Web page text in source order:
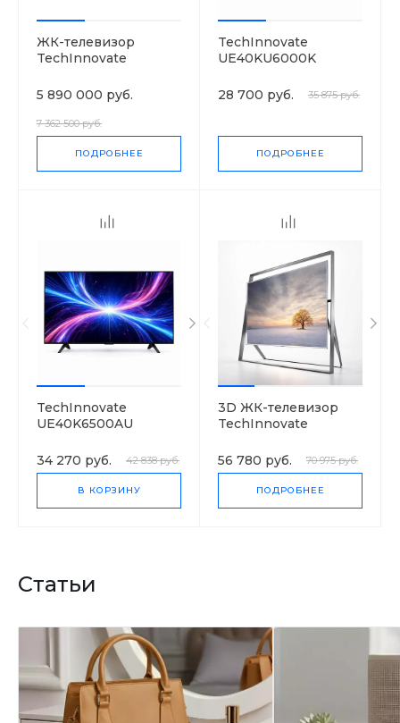
ЖК-телевизор
TechInnovate
5 890 000 руб.
7 362 500 руб.
ПОДРОБНЕЕ
TechInnovate
UE40KU6000K
28 700 руб. 35 875 руб.
ПОДРОБНЕЕ
TechInnovate
UE40K6500AU
34 270 руб. 42 838 руб.
В КОРЗИНУ
3D ЖК-телевизор
TechInnovate
56 780 руб.
70 975 руб.
ПОДРОБНЕЕ
Статьи